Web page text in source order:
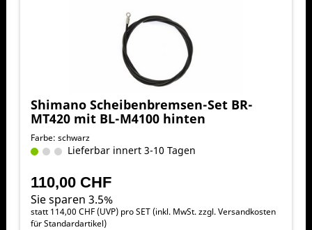
Shimano Scheibenbremsen-Set BR-
MT420 mit BL-M4100 hinten
Farbe: schwarz
Lieferbar innert 3-10 Tagen
110,00 CHF
Sie sparen 3.5%
statt 114,00 CHF(UVP) pro SET (inkl. MwSt. zzgl.Versandkosten
für Standardartikel)